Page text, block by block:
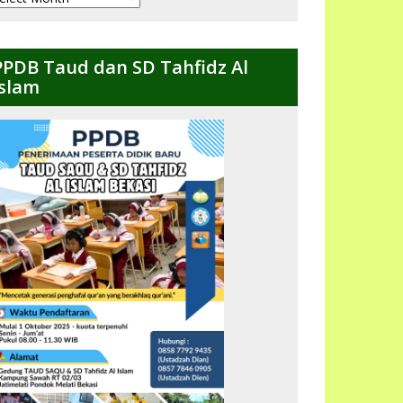
Taud dan SD Tahfidz Al